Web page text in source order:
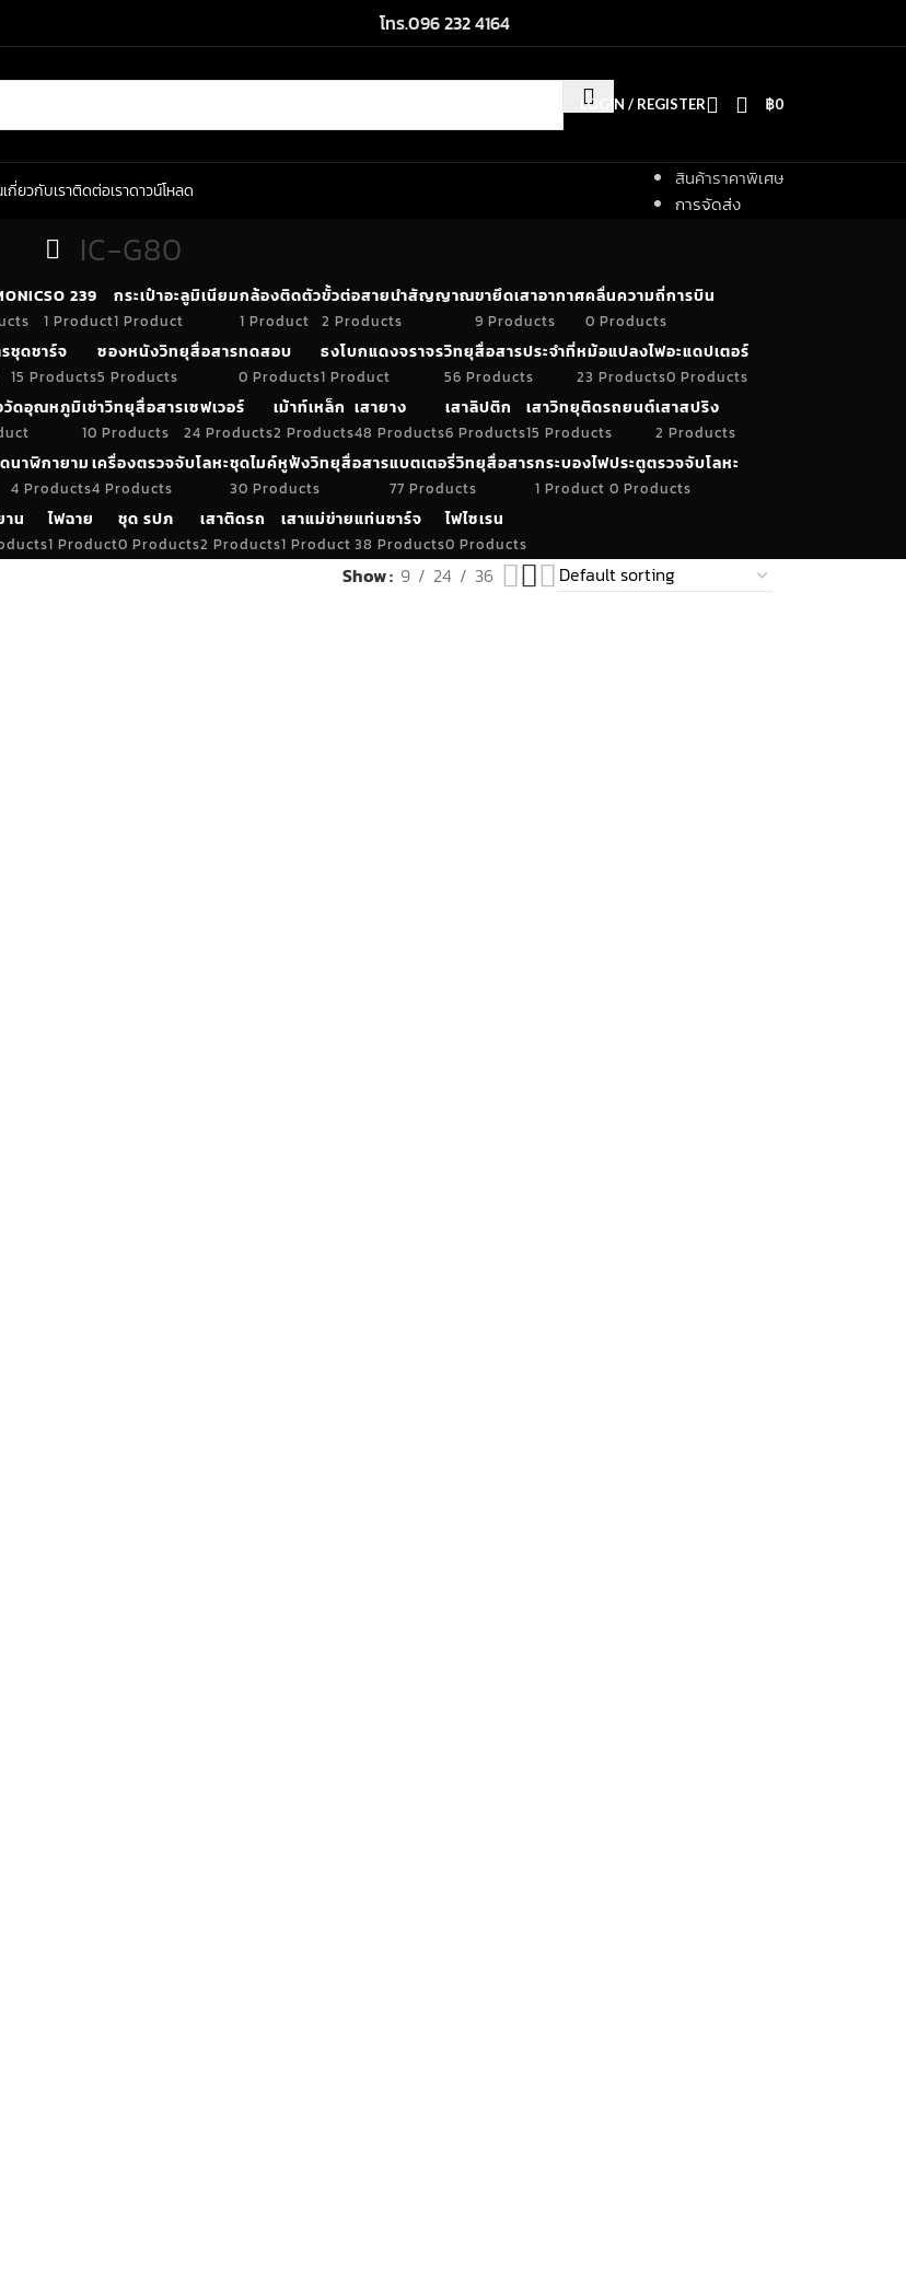
โทร.096 232 4164
LOGIN / REGISTER ฿0
เกี่ยวกับเราติดต่อเราดาวน์โหลด
สินค้าราคาพิเศษ
การจัดส่ง
IC-G80
SO 239
1 Product
กระเป๋าอะลูมิเนียม
1 Product
กล้องติดตัว
1 Product
ขั้วต่อสายนำสัญญาณ
2 Products
ขายึดเสาอากาศ
9 Products
คลื่นความถี่การบิน
0 Products
ชุดชาร์จ
15 Products
ซองหนังวิทยุสื่อสาร
5 Products
ทดสอบ
0 Products
ธงโบกแดงจราจร
1 Product
วิทยุสื่อสารประจำที่
56 Products
หม้อแปลงไฟ
23 Products
อะแดปเตอร์
0 Products
วัดอุณหภูมิเช่าวิทยุสื่อสาร
10 Products
เซฟเวอร์
24 Products
เม้าท์เหล็ก
2 Products
เสายาง
48 Products
เสาลิปติก
6 Products
เสาวิทยุติดรถยนต์
15 Products
เสาสปริง
2 Products
นาฬิกายาม
4 Products
เครื่องตรวจจับโลหะ
4 Products
ชุดไมค์หูฟังวิทยุสื่อสาร
30 Products
แบตเตอรี่วิทยุสื่อสาร
77 Products
กระบองไฟ
1 Product
ประตูตรวจจับโลหะ
0 Products
าน ไฟฉาย
1 Product
ชุด รปภ
0 Products
เสาติดรถ
2 Products
เสาแม่ข่าย
1 Product
แท่นชาร์จ
38 Products
ไฟไซเรน
0 Products
Show 9 24 36